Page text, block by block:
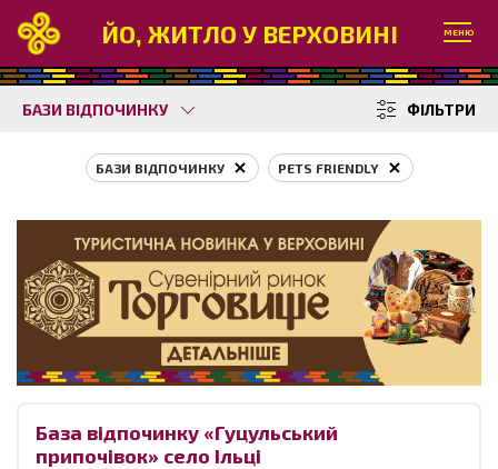
ЙО, ЖИТЛО У ВЕРХОВИНІ МЕНЮ
БАЗИ ВІДПОЧИНКУ ФІЛЬТРИ
БАЗИ ВІДПОЧИНКУ PETS FRIENDLY
База відпочинку «Гуцульський
припочівок» село Ільці